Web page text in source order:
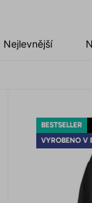
Nejlevnější
BESTSELLER
VYROBENO V